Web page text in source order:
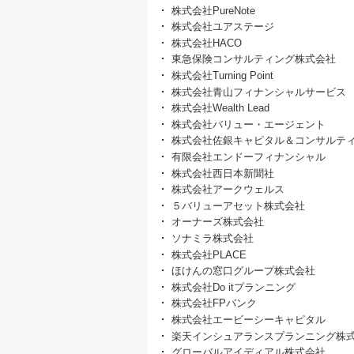
株式会社PureNote
株式会社ユアステージ
株式会社HACO
東急保険コンサルティング株式会社
株式会社Turning Point
株式会社青山フィナンシャルサービス
株式会社Wealth Lead
株式会社バリュー・エージェント
株式会社佐銀キャピタル＆コンサルテ
有限会社エンドーフィナンシャル
株式会社西日本新聞社
株式会社アークウェルス
５バリューアセット株式会社
オーナーズ株式会社
ソナミラ株式会社
株式会社PLACE
ほけんの窓口グループ株式会社
株式会社Do itプランニング
株式会社FPバンク
株式会社エービーシーキャピタル
楽天インシュアランスプランニング株